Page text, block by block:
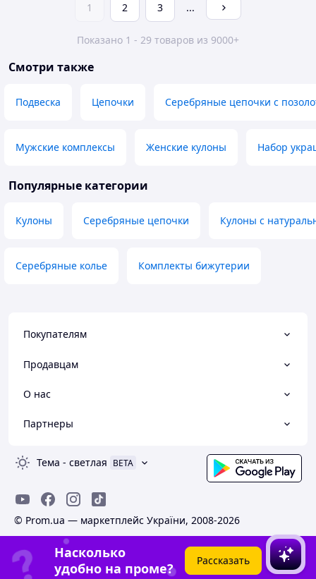
1 2 3 ...
Показано 1 - 29 товаров из 9000+
Смотри также
Подвеска Цепочки Серебряные цепочки с
Мужские комплексы Женские кулоны Набор
Популярные категории
Кулоны Серебряные цепочки Кулоны с
Серебряные колье Комплекты бижутерии
Покупателям
Продавцам
О нас
Партнеры
Тема - светлая BETA
© Prom.ua — маркетплейс України, 2008-2026
Насколько
удобно на проме?
Рассказать